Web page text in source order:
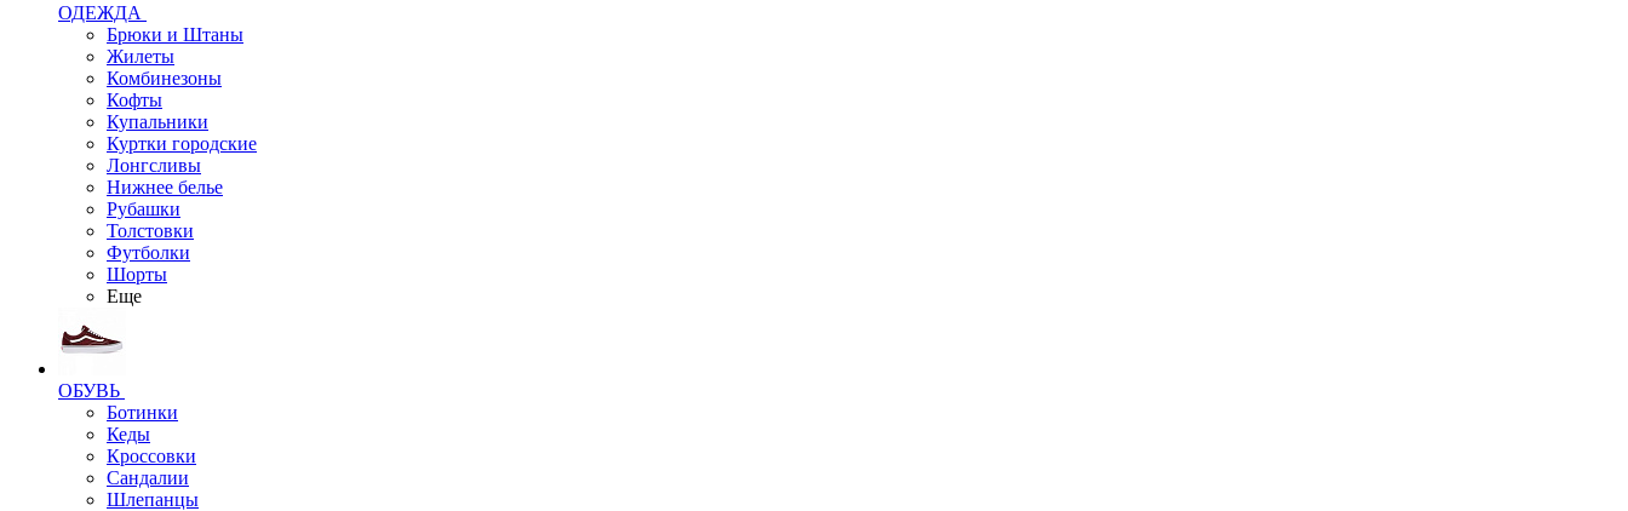
ОДЕЖДА
Брюки и Штаны
Жилеты
Комбинезоны
Кофты
Купальники
Куртки городские
Лонгсливы
Нижнее белье
Рубашки
Толстовки
Футболки
Шорты
Еще
ОБУВЬ
Ботинки
Кеды
Кроссовки
Сандалии
Шлепанцы